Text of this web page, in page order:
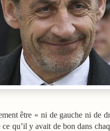
être « ni de gauche ni de
qu’il y avait de bon dans